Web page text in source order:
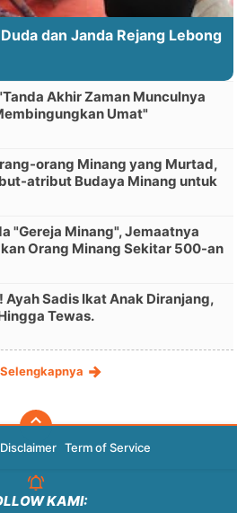
dan Janda Rejang Lebong
Akhir Zaman Munculnya
Umat"
orang Minang yang Murtad,
atribut Budaya Minang untuk
"Gereja Minang", Jemaatnya
Orang Minang Sekitar 500-an
Sadis Ikat Anak Diranjang,
Tewas.
Disclaimer Term of Service
KAMI: